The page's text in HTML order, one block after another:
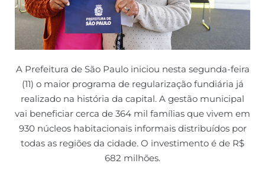
A Prefeitura de São Paulo iniciou nesta segunda-feira
(11) o maior programa de regularização fundiária já
realizado na história da capital. A gestão municipal
vai beneficiar cerca de 364 mil famílias que vivem em
930 núcleos habitacionais informais distribuídos por
todas as regiões da cidade. O investimento é de R$
682 milhões.